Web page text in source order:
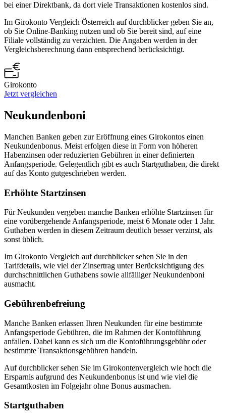
bei einer Direktbank, da dort viele Transaktionen kostenlos sind.
Im Girokonto Vergleich Österreich auf durchblicker geben Sie an,
ob Sie Online-Banking nutzen und ob Sie bereit sind, auf eine
Filiale vollständig zu verzichten. Die Angaben werden in der
Vergleichsberechnung dann entsprechend berücksichtigt.
Girokonto
Jetzt vergleichen
Neukundenboni
Manchen Banken geben zur Eröffnung eines Girokontos einen
Neukundenbonus. Meist erfolgen diese in Form von höheren
Habenzinsen oder reduzierten Gebühren in einer definierten
Anfangsperiode. Gelegentlich gibt es auch Startguthaben, die direkt
auf das Konto gutgeschrieben werden.
Erhöhte Startzinsen
Für Neukunden vergeben manche Banken erhöhte Startzinsen für
eine vorübergehende Anfangsperiode, meist 6 Monate oder 1 Jahr.
Guthaben werden in diesem Zeitraum deutlich besser verzinst, als
sonst üblich.
Im Girokonto Vergleich auf durchblicker sehen Sie in den
Tarifdetails, wie viel der Zinsertrag unter Berücksichtigung des
durchschnittlichen Guthabens sowie allfälliger Neukundenboni
ausmacht.
Gebührenbefreiung
Manche Banken erlassen Ihren Neukunden für eine bestimmte
Anfangsperiode Gebühren, die im Rahmen der Kontoführung
anfallen. Dabei kann es sich um die Kontoführungsgebühr oder
bestimmte Transaktionsgebühren handeln.
Auf durchblicker sehen Sie im Girokontenvergleich wie hoch die
Ersparnis aufgrund des Neukundenbonus ist und wie viel die
Gesamtkosten im Folgejahr ohne Bonus ausmachen.
Startguthaben